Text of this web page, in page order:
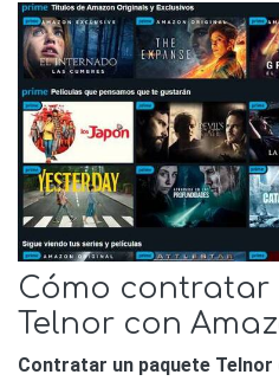
Cómo contratar
Telnor con
Contratar un paquete Telnor